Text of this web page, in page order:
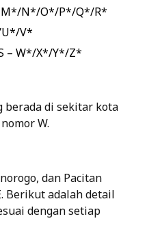
M*/N*/O*/P*/Q*/R*
U*/V*
– W*/X*/Y*/Z*
berada di sekitar kota
W.
dan Pacitan
Berikut adalah detail
dengan setiap